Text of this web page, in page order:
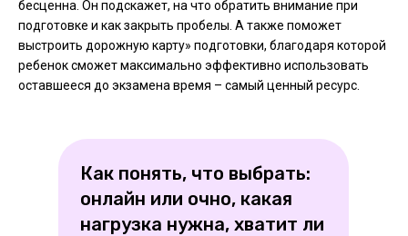
бесценна. Он подскажет, на что обратить внимание при
подготовке и как закрыть пробелы. А также поможет
выстроить дорожную карту» подготовки, благодаря которой
ребенок сможет максимально эффективно использовать
оставшееся до экзамена время – самый ценный ресурс.
Как понять, что выбрать:
онлайн или очно, какая
нагрузка нужна, хватит ли